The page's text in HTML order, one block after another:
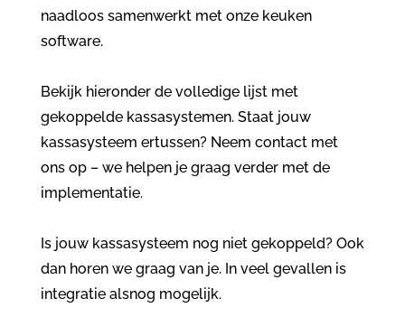
naadloos samenwerkt met onze keuken
software.
Bekijk hieronder de volledige lijst met
gekoppelde kassasystemen. Staat jouw
kassasysteem ertussen? Neem contact met
ons op – we helpen je graag verder met de
implementatie.
Is jouw kassasysteem nog niet gekoppeld? Ook
dan horen we graag van je. In veel gevallen is
integratie alsnog mogelijk.